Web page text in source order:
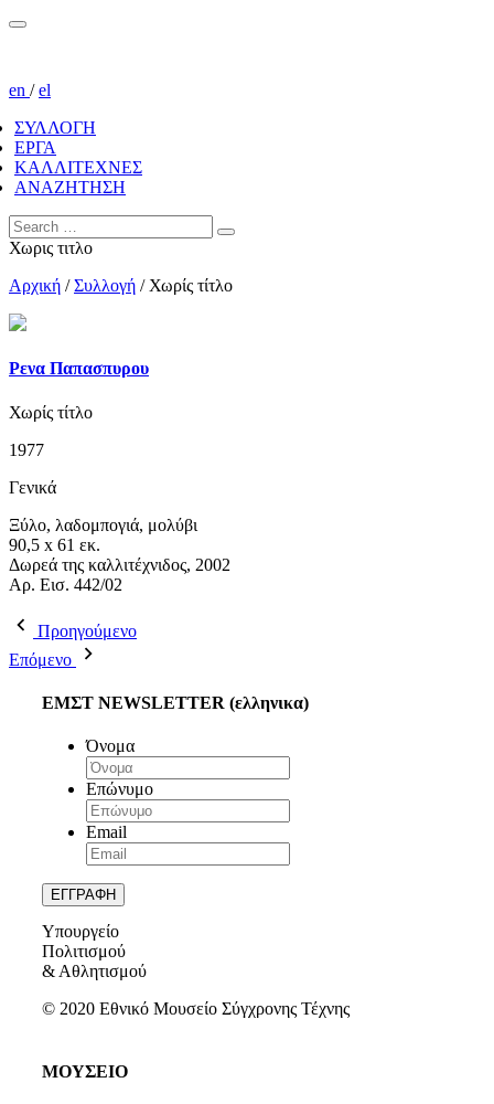
en /el
ΣΥΛΛΟΓΗ
ΕΡΓΑ
ΚΑΛΛΙΤΕΧΝΕΣ
ΑΝΑΖΗΤΗΣΗ
Χωρις τιτλο
Αρχική /Συλλογή / Χωρίς τίτλο
Ρενα Παπασπυρου
Χωρίς τίτλο
1977
Γενικά
Ξύλο, λαδομπογιά, μολύβι
90,5 x 61 εκ.
Δωρεά της καλλιτέχνιδος, 2002
Aρ. Εισ. 442/02
Προηγούμενο
Επόμενο
ΕΜΣΤ NEWSLETTER (ελληνικα)
Όνομα
Επώνυμο
Email
Υπουργείο
Πολιτισμού
& Αθλητισμού
© 2020 Εθνικό Μουσείο Σύγχρονης Τέχνης
ΜΟΥΣΕΙΟ